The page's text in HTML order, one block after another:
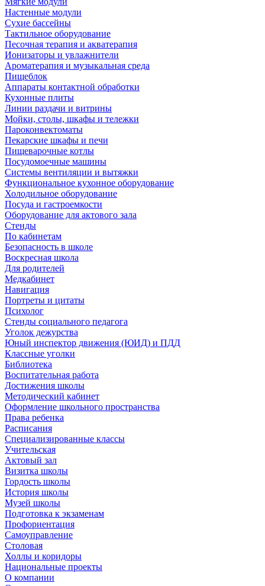
Настенные модули
Сухие бассейны
Тактильное оборудование
Песочная терапия и акватерапия
Ионизаторы и увлажнители
Ароматерапия и музыкальная среда
Пищеблок
Аппараты контактной обработки
Кухонные плиты
Линии раздачи и витрины
Мойки, столы, шкафы и тележки
Пароконвектоматы
Пекарские шкафы и печи
Пищеварочные котлы
Посудомоечные машины
Системы вентиляции и вытяжки
Функциональное кухонное оборудование
Холодильное оборудование
Посуда и гастроемкости
Оборудование для актового зала
Стенды
По кабинетам
Безопасность в школе
Воскресная школа
Для родителей
Медкабинет
Навигация
Портреты и цитаты
Психолог
Стенды социального педагога
Уголок дежурства
Юный инспектор движения (ЮИД) и ПДД
Классные уголки
Библиотека
Воспитательная работа
Достижения школы
Методический кабинет
Оформление школьного пространства
Права ребенка
Расписания
Специализированные классы
Учительская
Актовый зал
Визитка школы
Гордость школы
История школы
Музей школы
Подготовка к экзаменам
Профориентация
Самоуправление
Столовая
Холлы и коридоры
Национальные проекты
О компании